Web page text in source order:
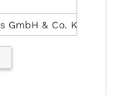
& Co. KG